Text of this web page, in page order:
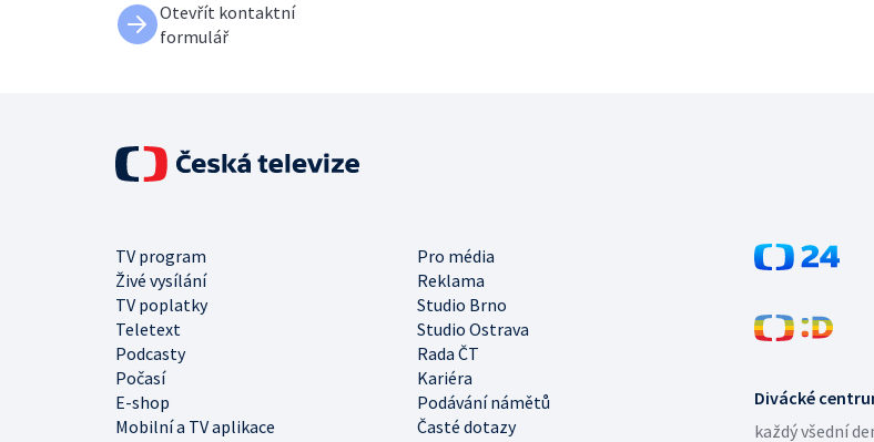
Otevřít kontaktní
formulář
Divácké
každý všední
TV program
Pro média
Živé vysílání
Reklama
TV poplatky
Studio Brno
Teletext
Studio Ostrava
Podcasty
Rada ČT
Počasí
Kariéra
E-shop
Podávání námětů
Mobilní a TV aplikace
Časté dotazy